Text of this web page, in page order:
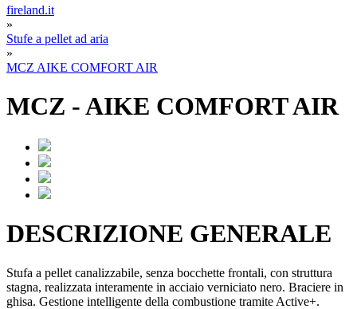
fireland.it
»
Stufe a pellet ad aria
»
MCZ AIKE COMFORT AIR
MCZ -AIKE COMFORT AIR
DESCRIZIONE GENERALE
Stufa a pellet canalizzabile, senza bocchette frontali, con struttura
stagna, realizzata interamente in acciaio verniciato nero. Braciere in
ghisa. Gestione intelligente della combustione tramite Active+.